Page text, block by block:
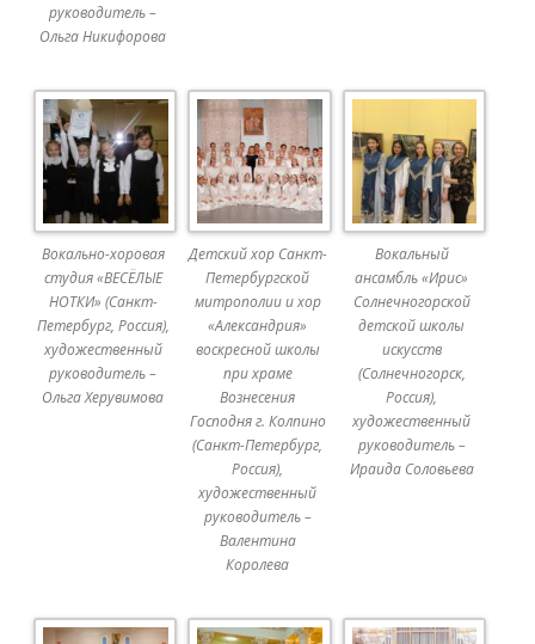
руководитель –
Ольга Никифорова
Вокально-хоровая
студия «ВЕСЁЛЫЕ
НОТКИ» (Санкт-
Петербург, Россия),
художественный
руководитель –
Ольга Херувимова
Детский хор Санкт-
Петербургской
митрополии и хор
«Александрия»
воскресной школы
при храме
Вознесения
Господня г. Колпино
(Санкт-Петербург,
Россия),
художественный
руководитель –
Валентина
Королева
Вокальный
ансамбль «Ирис»
Солнечногорской
детской школы
искусств
(Солнечногорск,
Россия),
художественный
руководитель –
Ираида Соловьева